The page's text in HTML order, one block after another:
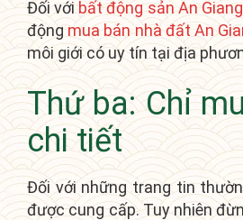
Đối với bất động sản An Giang
độngmua bán nhà đất An
môi giới có uy tín tại địa
Thứ ba: Chỉ
chi tiết
Đối với những trang tin
được cung cấp. Tuy nhiên